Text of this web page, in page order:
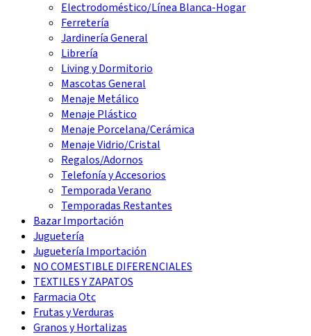
Electrodoméstico/Línea Blanca-Hogar
Ferretería
Jardinería General
Librería
Living y Dormitorio
Mascotas General
Menaje Metálico
Menaje Plástico
Menaje Porcelana/Cerámica
Menaje Vidrio/Cristal
Regalos/Adornos
Telefonía y Accesorios
Temporada Verano
Temporadas Restantes
Bazar Importación
Juguetería
Juguetería Importación
NO COMESTIBLE DIFERENCIALES
TEXTILES Y ZAPATOS
Farmacia Otc
Frutas y Verduras
Granos y Hortalizas